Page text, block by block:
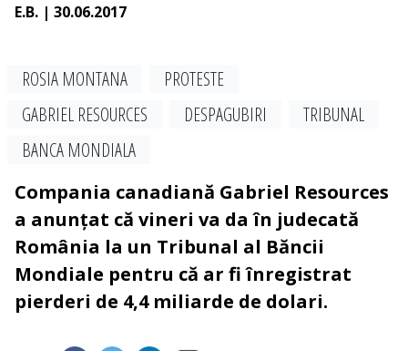
E.B. | 30.06.2017
ROSIA MONTANA
PROTESTE
GABRIEL RESOURCES
DESPAGUBIRI
TRIBUNAL
BANCA MONDIALA
Compania canadiană Gabriel Resources
a anunțat că vineri va da în judecată
România la un Tribunal al Băncii
Mondiale pentru că ar fi înregistrat
pierderi de 4,4 miliarde de dolari.